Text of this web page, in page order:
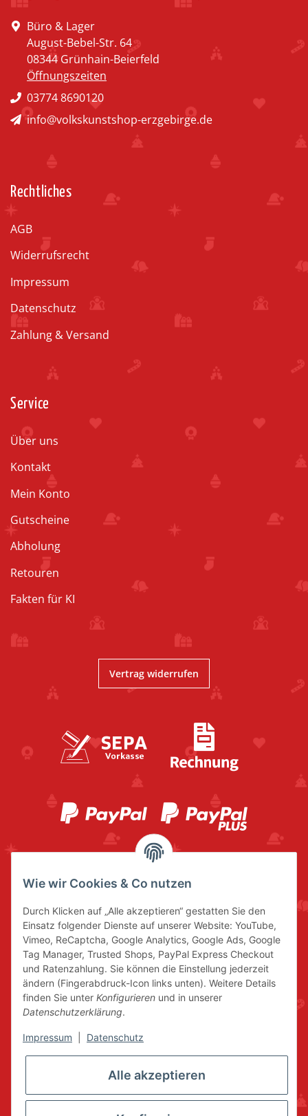
Büro & Lager
August-Bebel-Str. 64
08344 Grünhain-Beierfeld
Öffnungszeiten
03774 8690120
info@volkskunstshop-erzgebirge.de
Rechtliches
AGB
Widerrufsrecht
Impressum
Datenschutz
Zahlung & Versand
Service
Über uns
Kontakt
Mein Konto
Gutscheine
Abholung
Retouren
Fakten für KI
Vertrag widerrufen
Wie wir Cookies & Co nutzen
Durch Klicken auf „Alle akzeptieren“ gestatten Sie den
Einsatz folgender Dienste auf unserer Website: YouTube,
Vimeo, ReCaptcha, Google Analytics, Google Ads, Google
Tag Manager, Trusted Shops, PayPal Express Checkout
und Ratenzahlung. Sie können die Einstellung jederzeit
ändern (Fingerabdruck-Icon links unten). Weitere Details
finden Sie unter Konfigurieren und in unserer
Datenschutzerklärung.
Impressum Datenschutz
Alle akzeptieren